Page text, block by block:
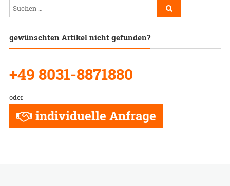
gewünschten Artikel nicht gefunden?
+49 8031-8871880
oder
individuelle Anfrage